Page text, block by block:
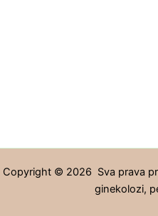
Copyright © 2026 Sva prava
ginekolozi,